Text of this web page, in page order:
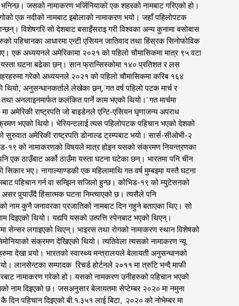
जसको नामाकरण भर्जिनियाको एक शहरको नामबाट गरिएको हो।
एक नदीको नामबाट इबोलाको नामाकरण भयो। जहाँ पहिलोपटक
विशेषगरि सो देशबाट बसाइँसराइ गरी विश्वका अन्य कुनामा बसोबास
पहिचानका आधारमा एन्टी एसियन जातिवाद तथा हिंस्रक सिनोफोविक
एक अध्ययनले अमेरिकामा २०२१ को पहिलो चौमासिकमा मात्र ९५ वटा
घटना बढेका छन्। सान फ्रान्सिस्कोमा १४० प्रतिशत र लस
गरेको अध्ययनले २०२१ को पहिलो चौमासिकमा करिब १६४
अनुसन्धानकर्ताले लेखेका छन्, ‘गत वर्ष पहिलो पटक मार्च र
कलंकित पार्ने काम भएको थियो।’ गत मार्चमा
अमेरिकी राष्ट्रपति जो बाइडेनले एन्टि-एसियन घृणाजन्य अपराध
भएको थियो। भेरियन्टलाई त्यस पहिलोपटक पहिचान भएको देशको
अमेरिकी राष्ट्रपति डोनाल्ड ट्रम्पबाट भयो। सार्स-सीओभी-२
१९ को नामाकरणको विषयले मात्र होइन यसको संक्रमण नियन्त्रणका
एक ठाउँबाट अर्को ठाउँमा यस्ता घटना घटेका छन्। भारतमा पनि चीन
सिकार भए। नागाल्याण्डकी एक महिलामाथि गत वर्ष मुम्बइमा यस्तै घटना
पहिचान गर्न वा सम्झिन सजिलो हुन्छ। कोभिड-१९ को म्युटेसनको
पुर्‍याउँदै हिंसात्मक घटना निम्त्याएको छ। त्यसैले पनि
नाम कुनै जनावरका प्रजातिको नामबाट दिन नहुने बताएका थिए। सो
थियो। यद्यपि यसको उत्पत्ति स्पेनबाट भएको थिएन्।
सेन्सर लगाइएको थिएन्। भाइरस तथा रोगको नामाकरण स्थान विशेषको
संक्रमण देखिएको थियो। त्यतिवेला त्यसको नामाकरण न्यू
देखा पर्‍यो। भारतको स्वास्थ्य मन्त्रालयले बेलायती अनुसन्धानको
लानसेन्टका सम्पादक रिचर्ड होर्टनले २०११ मा त्रुटि भन्दै माफी
नामाकरण गरेको हो। यसको नामकरण उनीहरुको पहिचान भएको
नाम दिइएको छ। जसअनुसार बेलायतमा सेप्टेम्बर २०२० मा नमुना
पहिचान दिइएको बी.१.३५१ लाई बिटा, २०२० को नोभेम्बर मा